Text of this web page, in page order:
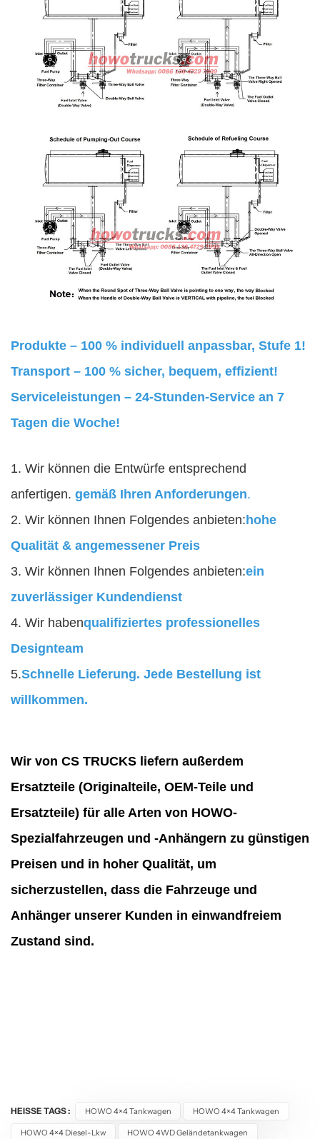
Produkte – 100 % individuell anpassbar, Stufe 1!
Transport – 100 % sicher, bequem, effizient!
Serviceleistungen – 24-Stunden-Service an 7
Tagen die Woche!
1. Wir können die Entwürfe entsprechend
anfertigen. gemäß Ihren Anforderungen.
2. Wir können Ihnen Folgendes anbieten:hohe
Qualität & angemessener Preis
3. Wir können Ihnen Folgendes anbieten:ein
zuverlässiger Kundendienst
4. Wir habenqualifiziertes professionelles
Designteam
5.Schnelle Lieferung. Jede Bestellung ist
willkommen.
Wir von CS TRUCKS liefern außerdem
Ersatzteile (Originalteile, OEM-Teile und
Ersatzteile) für alle Arten von HOWO-
Spezialfahrzeugen und -Anhängern zu günstigen
Preisen und in hoher Qualität, um
sicherzustellen, dass die Fahrzeuge und
Anhänger unserer Kunden in einwandfreiem
Zustand sind.
HEISSE TAGS : HOWO 4×4 Tankwagen HOWO 4×4 Tankwagen
HOWO 4×4 Diesel-Lkw HOWO 4WD Geländetankwagen